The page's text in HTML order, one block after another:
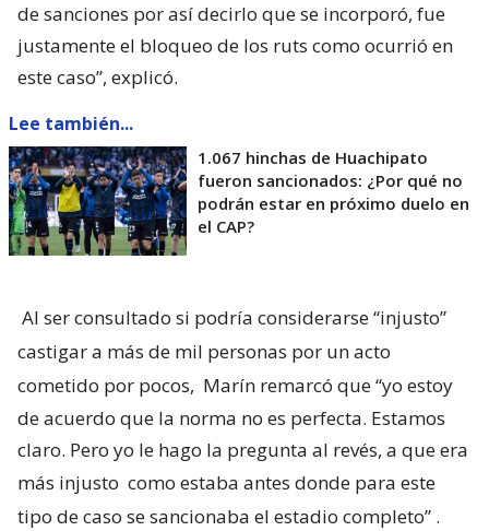
de sanciones por así decirlo que se incorporó, fue
justamente el bloqueo de los ruts como ocurrió en
este caso”, explicó.
Lee también...
1.067 hinchas de Huachipato
fueron sancionados: ¿Por qué no
podrán estar en próximo duelo en
el CAP?
Al ser consultado si podría considerarse “injusto”
castigar a más de mil personas por un acto
cometido por pocos, Marín remarcó que “yo estoy
de acuerdo que la norma no es perfecta. Estamos
claro. Pero yo le hago la pregunta al revés, a que era
más injusto como estaba antes donde para este
tipo de caso se sancionaba el estadio completo” .